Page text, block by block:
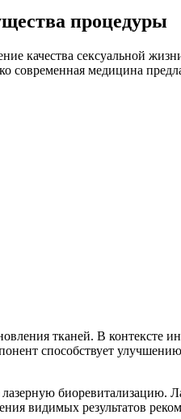
процедуры
качества сексуальной
современная медицина
тканей. В контексте
способствует
биоревитализацию.
видимых результатов